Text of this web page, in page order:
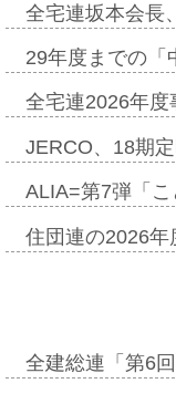
全宅連坂本会長
29年度までの
全宅連2026年
JERCO、18期
ALIA=第7弾「
住団連の2026
全建総連「第6